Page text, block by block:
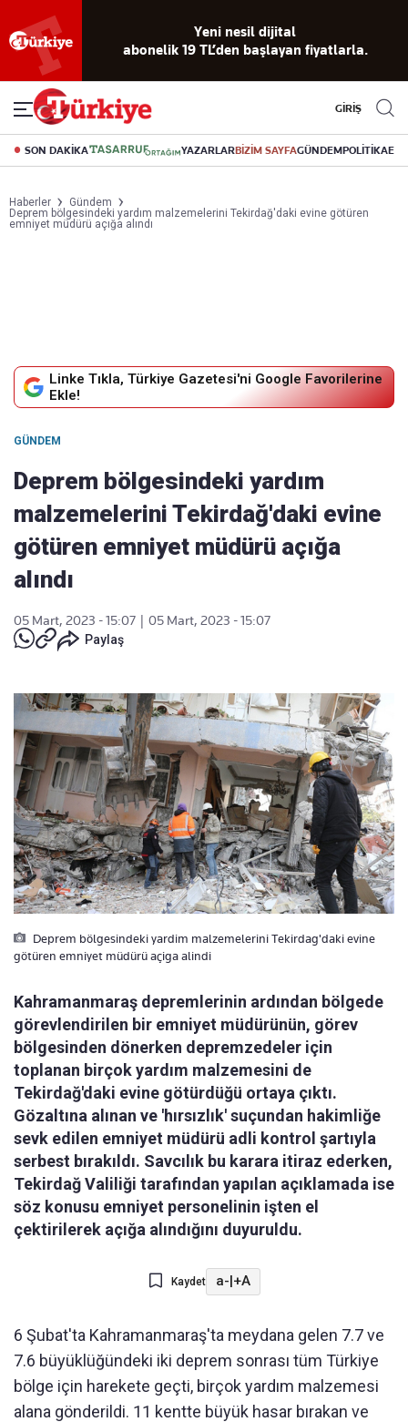
Yeni nesil dijital
abonelik 19 TL’den başlayan fiyatlarla.
GİRİŞ
SON DAKİKA YAZARLARBİZİM SAYFAGÜNDEMPOLİTİKA
Haberler
Gündem
Deprem bölgesindeki yardım malzemelerini Tekirdağ'daki evine götüren
emniyet müdürü açığa alındı
Linke Tıkla, Türkiye Gazetesi'ni Google Favorilerine
Ekle!
GÜNDEM
Deprem bölgesindeki yardım
malzemelerini Tekirdağ'daki evine
götüren emniyet müdürü açığa
alındı
05 Mart, 2023 - 15:07
05 Mart, 2023 - 15:07
Paylaş
Deprem bölgesindeki yardim malzemelerini Tekirdag'daki evine
götüren emniyet müdürü açiga alindi
Kahramanmaraş depremlerinin ardından bölgede
görevlendirilen bir emniyet müdürünün, görev
bölgesinden dönerken depremzedeler için
toplanan birçok yardım malzemesini de
Tekirdağ'daki evine götürdüğü ortaya çıktı.
Gözaltına alınan ve 'hırsızlık' suçundan hakimliğe
sevk edilen emniyet müdürü adli kontrol şartıyla
serbest bırakıldı. Savcılık bu karara itiraz ederken,
Tekirdağ Valiliği tarafından yapılan açıklamada ise
söz konusu emniyet personelinin işten el
çektirilerek açığa alındığını duyuruldu.
Kaydet a-|+A
6 Şubat'ta Kahramanmaraş'ta meydana gelen 7.7 ve
7.6 büyüklüğündeki iki deprem sonrası tüm Türkiye
bölge için harekete geçti, birçok yardım malzemesi
alana gönderildi. 11 kentte büyük hasar bırakan ve